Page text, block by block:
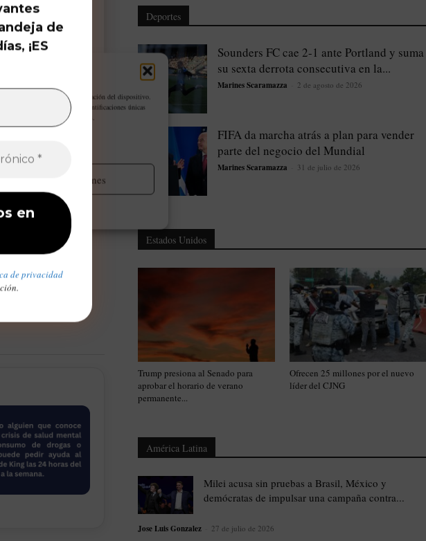
y/o acceder a la información del dispositivo.
de navegación o las identificaciones únicas
características y funciones.
Administrar opciones
Aviso Legal / Imprint
añadió cerca de
de
¡ES
de privacidad
Deportes
Sounders FC cae 2-1 ante Portland y suma
su sexta derrota consecutiva en la...
Marines Scaramazza 2 de agosto de 2026
FIFA da marcha atrás a plan para vender
parte del negocio del Mundial
Marines Scaramazza 31 de julio de 2026
Estados Unidos
Trump presiona al Senado para
aprobar el horario de verano
permanente...
Ofrecen 25 millones por el nuevo
líder del CJNG
América Latina
Milei acusa sin pruebas a Brasil, México y
demócratas de impulsar una campaña contra...
Jose Luis Gonzalez 27 de julio de 2026